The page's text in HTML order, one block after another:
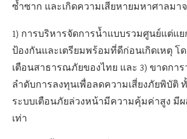
ซ้ำซาก และเกิดความเสียหายมหาศาลมา
1) การบริหารจัดการน้ำแบบรวมศูนย์แต่แ
ป้องกันและเตรียมพร้อมที่ดีก่อนเกิดเหตุ โ
เตือนสาธารณภัยของไทย และ 3) ขาดกา
ลำดับการลงทุนเพื่อลดความเสี่ยงภัยพิบัติ
ระบบเตือนภัยล่วงหน้ามีความคุ้มค่าสูง มี
เท่า